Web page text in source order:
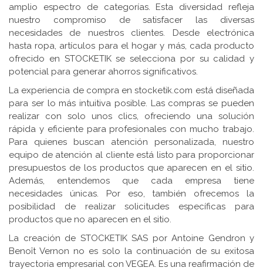
amplio espectro de categorías. Esta diversidad refleja
nuestro compromiso de satisfacer las diversas
necesidades de nuestros clientes. Desde electrónica
hasta ropa, artículos para el hogar y más, cada producto
ofrecido en STOCKETIK se selecciona por su calidad y
potencial para generar ahorros significativos.
La experiencia de compra en stocketik.com está diseñada
para ser lo más intuitiva posible. Las compras se pueden
realizar con solo unos clics, ofreciendo una solución
rápida y eficiente para profesionales con mucho trabajo.
Para quienes buscan atención personalizada, nuestro
equipo de atención al cliente está listo para proporcionar
presupuestos de los productos que aparecen en el sitio.
Además, entendemos que cada empresa tiene
necesidades únicas. Por eso, también ofrecemos la
posibilidad de realizar solicitudes específicas para
productos que no aparecen en el sitio.
La creación de STOCKETIK SAS por Antoine Gendron y
Benoît Vernon no es solo la continuación de su exitosa
trayectoria empresarial con VEGEA. Es una reafirmación de